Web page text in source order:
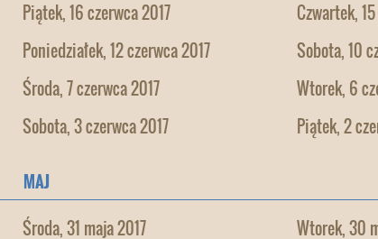
Piątek, 16 czerwca 2017
Czwartek,
Poniedziałek, 12 czerwca 2017
Sobota, 10
Środa, 7 czerwca 2017
Wtorek, 6
Sobota, 3 czerwca 2017
Piątek, 2
MAJ
Środa, 31 maja 2017
Wtorek, 30